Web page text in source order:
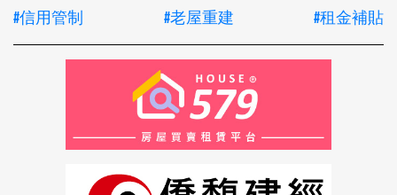
#信用管制 #老屋重建 #租金補貼